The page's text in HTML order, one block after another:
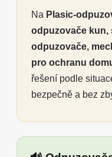
Na Plasic-
odpuzovače kun,
odpuzovače,
pro ochranu
řešení podle
bezpečně a bez